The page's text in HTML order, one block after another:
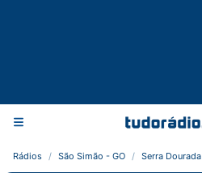
Rádios São Simão - GO Serra Dourada